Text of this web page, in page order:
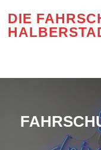
Inhalt
springen
DIE